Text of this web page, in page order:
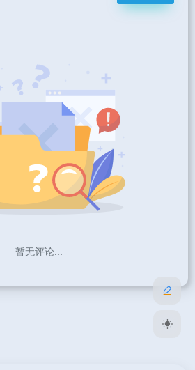
暂无评论...